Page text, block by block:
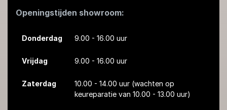
Openingstijden showroom:
Donderdag 9.00 - 16.00 uur
Vrijdag 9.00 - 16.00 uur
Zaterdag 10.00 - 14.00 uur (wachten op
keureparatie van 10.00 - 13.00 uur)